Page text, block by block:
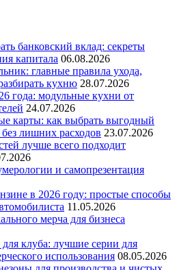
банковский вклад: секреты
капитала 06.08.2026
главные правила ухода,
кухню 28.07.2026
года: модульные кухни от
24.07.2026
карты: как выбрать выгодный
лишних расходов 23.07.2026
лучше всего подходит
и самопрезентация
в 2026 году: простые способы
11.05.2026
мерча для бизнеса
клуба: лучшие серии для
использования 08.05.2026